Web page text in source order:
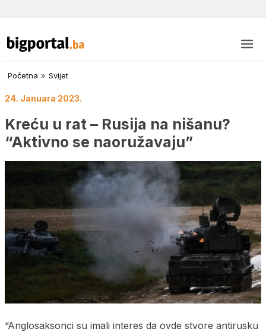
Početna » Svijet
24. Januara 2023.
Kreću u rat – Rusija na nišanu?
“Aktivno se naoružavaju”
“Anglosaksonci su imali interes da ovde stvore antirusku